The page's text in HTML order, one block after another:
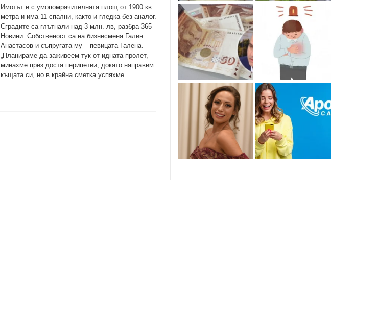
Имотът е с умопомрачителната площ от 1900 кв.
метра и има 11 спални, както и гледка без аналог.
Сградите са глътнали над 3 млн. лв, разбра 365
Новини. Собственост са на бизнесмена Галин
Анастасов и съпругата му – певицата Галена.
„Планираме да заживеем тук от идната пролет,
минахме през доста перипетии, докато направим
къщата си, но в крайна сметка успяхме. ...